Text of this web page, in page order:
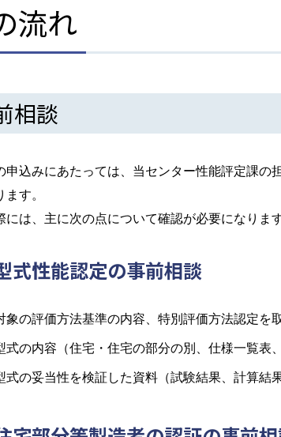
流れ
相談
申込みにあたっては、当センター性能評定課
す。
は、主に次の点について確認が必要になります
式性能認定の事前相談
象の評価方法基準の内容、特別評価方法認定を
式の内容（住宅・住宅の部分の別、仕様一覧表
式の妥当性を検証した資料（試験結果、計算結